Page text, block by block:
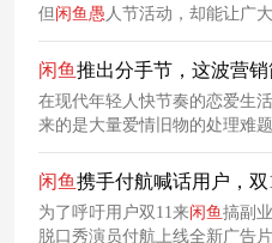
但 闲鱼愚 人节活动，却能让广
动规则，用户在闲鱼上可选择
友，同时，闲鱼还发起了整蛊
机会通过参与活动获得红包奖励
闲鱼推出分手节，这波营
在现代年轻人快节奏的恋爱生
来的是大量爱情旧物的处理难
品，留着可能徒增烦恼，扔掉
这一痛点，在情人节结束之际
手节”。
闲鱼携手付航喊话用户，双
为了呼吁用户双11来闲鱼搞副
脱口秀演员付航上线全新广告